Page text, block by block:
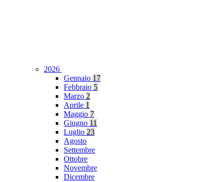
2026
Gennaio 17
Febbraio 5
Marzo 2
Aprile 1
Maggio 7
Giugno 11
Luglio 23
Agosto
Settembre
Ottobre
Novembre
Dicembre